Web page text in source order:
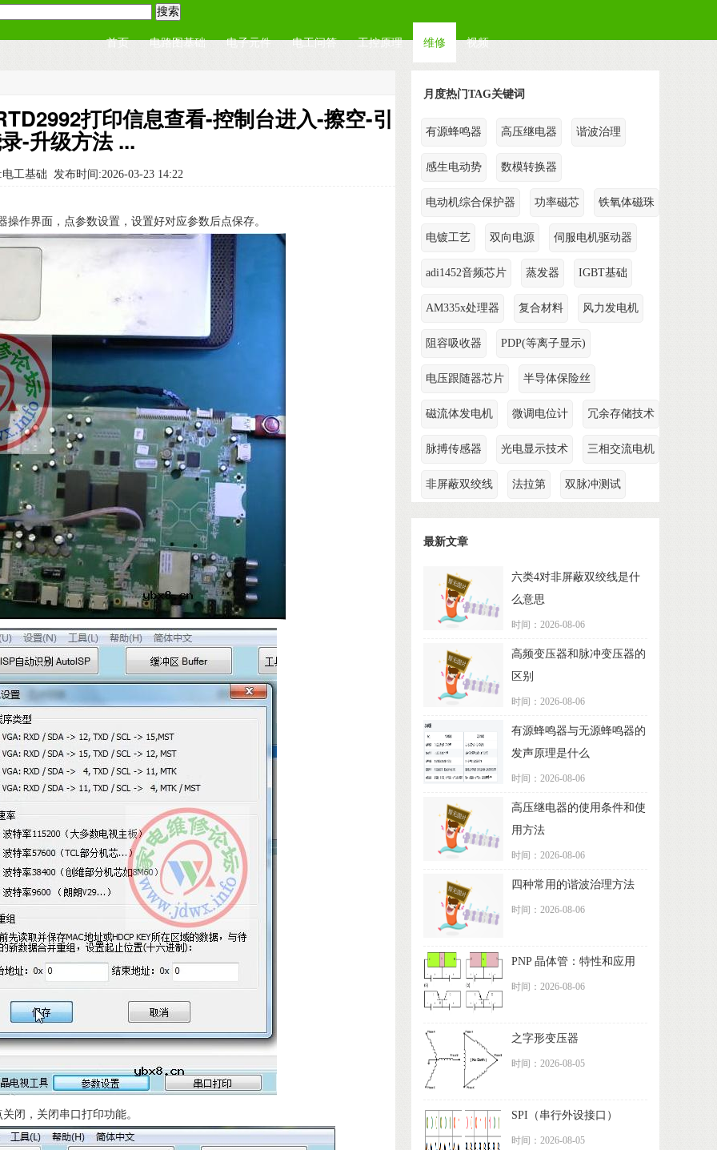
首页 电路图基础 电子元件 电工问答 工控原理 维修 视频
打印信息查看-控制台进入-擦空-引
-升级方法 ...
工基础 发布时间:2026-03-23 14:22
作界面，点参数设置，设置好对应参数后点保存。
闭，关闭串口打印功能。
月度热门TAG关键词
有源蜂鸣器 高压继电器 谐波治理
感生电动势 数模转换器
电动机综合保护器 功率磁芯 铁氧体磁珠
电镀工艺 双向电源 伺服电机驱动器
adi1452音频芯片 蒸发器 IGBT基础
AM335x处理器 复合材料 风力发电机
阻容吸收器 PDP(等离子显示)
电压跟随器芯片 半导体保险丝
磁流体发电机 微调电位计 冗余存储技术
脉搏传感器 光电显示技术 三相交流电机
非屏蔽双绞线 法拉第 双脉冲测试
最新文章
六类4对非屏蔽双绞线是什
么意思
时间：2026-08-06
高频变压器和脉冲变压器的
区别
时间：2026-08-06
有源蜂鸣器与无源蜂鸣器的
发声原理是什么
时间：2026-08-06
高压继电器的使用条件和使
用方法
时间：2026-08-06
四种常用的谐波治理方法
时间：2026-08-06
PNP 晶体管：特性和应用
时间：2026-08-06
之字形变压器
时间：2026-08-05
SPI（串行外设接口）
时间：2026-08-05